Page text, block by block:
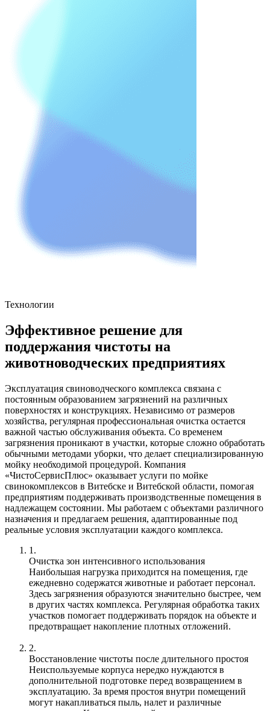
Технологии
Эффективное решение для
поддержания чистоты на
животноводческих предприятиях
Эксплуатация свиноводческого комплекса связана с
постоянным образованием загрязнений на различных
поверхностях и конструкциях. Независимо от размеров
хозяйства, регулярная профессиональная очистка остается
важной частью обслуживания объекта. Со временем
загрязнения проникают в участки, которые сложно обработать
обычными методами уборки, что делает специализированную
мойку необходимой процедурой. Компания
«ЧистоСервисПлюс» оказывает услуги по мойке
свинокомплексов в Витебске и Витебской области, помогая
предприятиям поддерживать производственные помещения в
надлежащем состоянии. Мы работаем с объектами различного
назначения и предлагаем решения, адаптированные под
реальные условия эксплуатации каждого комплекса.
1.
Очистка зон интенсивного использования
Наибольшая нагрузка приходится на помещения, где
ежедневно содержатся животные и работает персонал.
Здесь загрязнения образуются значительно быстрее, чем
в других частях комплекса. Регулярная обработка таких
участков помогает поддерживать порядок на объекте и
предотвращает накопление плотных отложений.
2.
Восстановление чистоты после длительного простоя
Неиспользуемые корпуса нередко нуждаются в
дополнительной подготовке перед возвращением в
эксплуатацию. За время простоя внутри помещений
могут накапливаться пыль, налет и различные